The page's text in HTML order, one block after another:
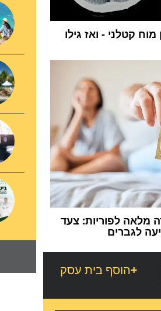
קטלני - ואז גילו
מלאה לפוריות: צעד
לגברים
הוסף בית עסק+